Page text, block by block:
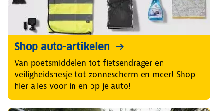
Shop auto-artikelen
Van poetsmiddelen tot fietsendrager en
veiligheidshesje tot zonnescherm en meer! Shop
hier alles voor in en op je auto!